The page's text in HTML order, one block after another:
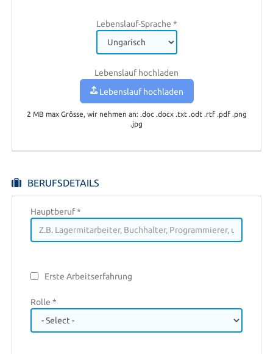
Lebenslauf-Sprache *
Lebenslauf hochladen
Lebenslauf hochladen
2 MB max Grösse, wir nehmen an: .doc .docx .txt .odt .rtf .pdf .png
.jpg
BERUFSDETAILS
Hauptberuf*
Erste Arbeitserfahrung
Rolle *